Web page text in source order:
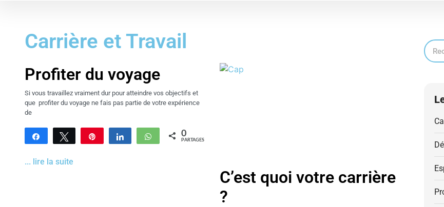
Carrière et Travail
Profiter du voyage
Si vous travaillez vraiment dur pour atteindre vos objectifs et
que profiter du voyage ne fais pas partie de votre expérience
de
Partagez Tweetez EnregistrerPartagez WhatsApp
0
PARTAGES
... lire la suite
C’est quoi votre carrière
?